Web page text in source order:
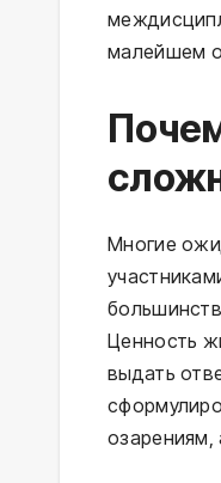
малейшем
Многие
Ценность
выдать
озарениям,